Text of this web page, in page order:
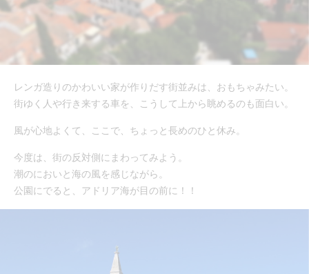
レンガ造りのかわいい家が作りだす街並みは、おもちゃみたい。
街ゆく人や行き来する車を、こうして上から眺めるのも面白い。
風が心地よくて、ここで、ちょっと長めのひと休み。
今度は、街の反対側にまわってみよう。
潮のにおいと海の風を感じながら。
公園にでると、アドリア海が目の前に！！